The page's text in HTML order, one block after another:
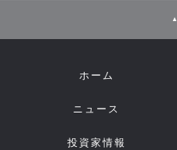
▲
ホーム
ニュース
投資家情報